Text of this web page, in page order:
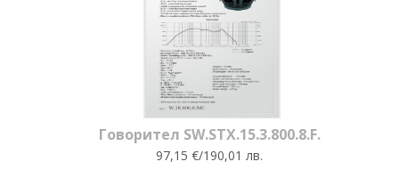
Говорител SW.STX.15.3.800.8.F.
97,15 €/190,01 лв.